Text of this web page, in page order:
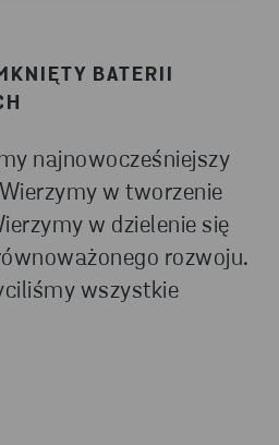
BATERII
najnowocześniejszy
w tworzenie
w dzielenie się
rozwoju.
wszystkie
litowo-jonowych lub
LITOWO-